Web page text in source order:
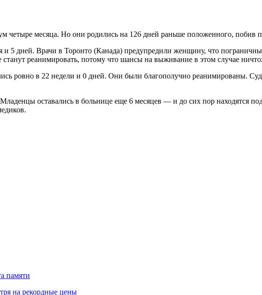
четыре месяца. Но они родились на 126 дней раньше положенного, побив
и 5 дней. Врачи в Торонто (Канада) предупредили женщину, что
реанимировать, потому что шансы на выживание в этом случае
ровно в 22 недели и 0 дней. Они были благополучно реанимированы.
оставались в больнице еще 6 месяцев — и до сих пор находятся
памяти
на рекордные цены